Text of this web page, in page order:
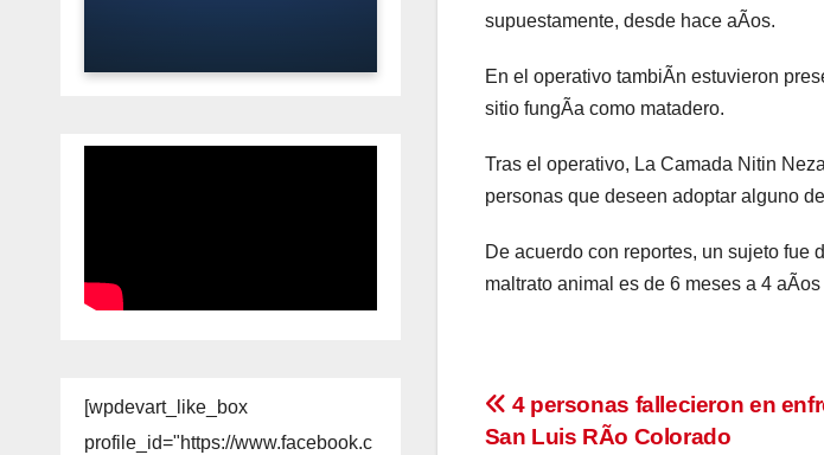
[wpdevart_like_box
profile_id="https://www.facebook.c
supuestamente, desde hace aÃos.
En el operativo tambiÃn estuvieron
sitio fungÃa como matadero.
Tras el operativo, La Camada Nitin
personas que deseen adoptar alguno
De acuerdo con reportes, un sujeto fue
maltrato animal es de 6 meses a 4
Navegación
4 personas fallecieron en
San Luis RÃo Colorado